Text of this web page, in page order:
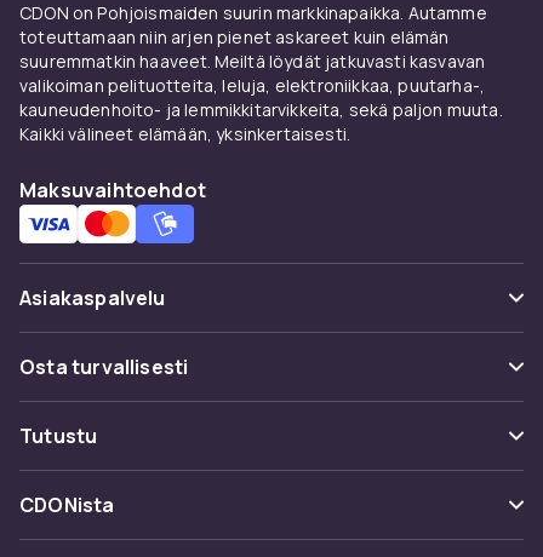
CDON on Pohjoismaiden suurin markkinapaikka. Autamme
toteuttamaan niin arjen pienet askareet kuin elämän
suuremmatkin haaveet. Meiltä löydät jatkuvasti kasvavan
valikoiman pelituotteita, leluja, elektroniikkaa, puutarha-,
kauneudenhoito- ja lemmikkitarvikkeita, sekä paljon muuta.
Kaikki välineet elämään, yksinkertaisesti.
Maksuvaihtoehdot
Asiakaspalvelu
Usein kysyttyä (UKK)
Seuraa pakettia
Ota yhteyttä
Osta turvallisesti
Maksuvaihtoehdot
Toimitus
Tutustu
Kategoriat
Tuotemerkit
CDONista